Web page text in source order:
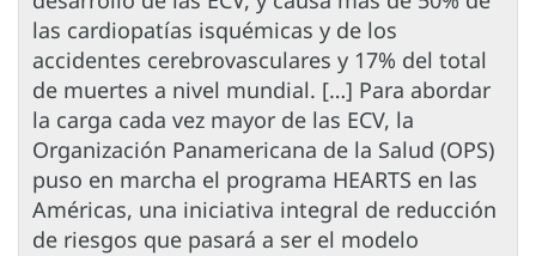
las cardiopatías isquémicas y de los
accidentes cerebrovasculares y 17% del total
de muertes a nivel mundial. […] Para abordar
la carga cada vez mayor de las ECV, la
Organización Panamericana de la Salud (OPS)
puso en marcha el programa HEARTS en las
Américas, una iniciativa integral de reducción
de riesgos que pasará a ser el modelo